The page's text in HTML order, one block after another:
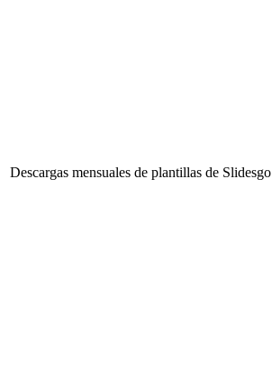
Descargas mensuales de plantillas de Slidesgo